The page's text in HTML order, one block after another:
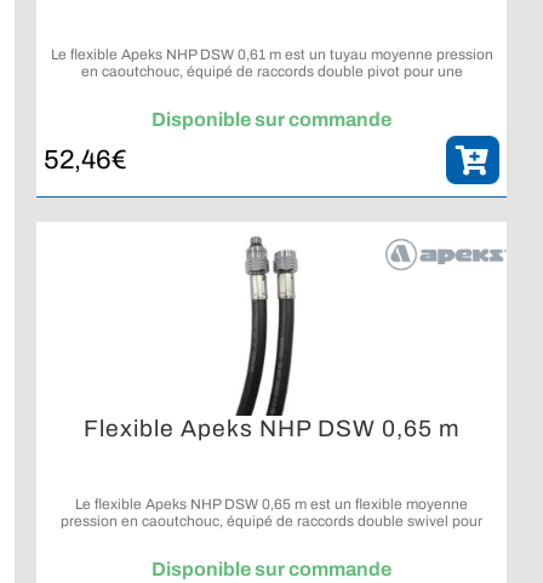
Le flexible Apeks NHP DSW 0,61 m est un tuyau moyenne pression
en caoutchouc, équipé de raccords double pivot pour une
Disponible sur commande
52,46€
Flexible Apeks NHP DSW 0,65 m
Le flexible Apeks NHP DSW 0,65 m est un flexible moyenne
pression en caoutchouc, équipé de raccords double swivel pour
Disponible sur commande